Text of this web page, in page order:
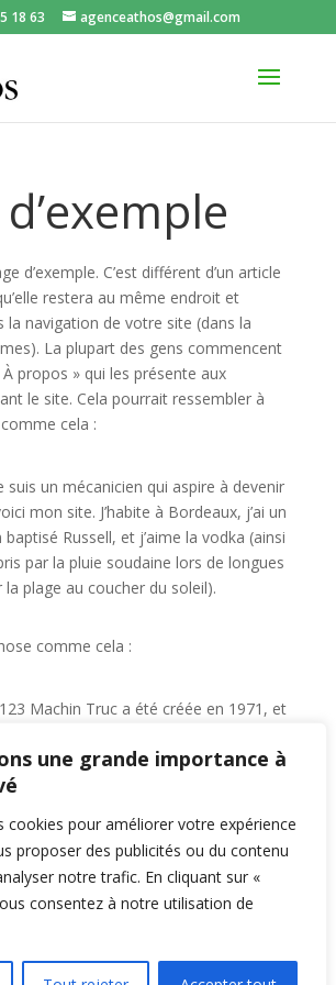
une grande importance à
cookies pour améliorer votre expérience
proposer des publicités ou du contenu
notre trafic. En cliquant sur «
consentez à notre utilisation de
18 63 agenceathos@gmail.com
d’exemple. C’est différent d’un article
restera au même endroit et
la navigation de votre site (dans la
La plupart des gens commencent
propos » qui les présente aux
le site. Cela pourrait ressembler à
cela :
suis un mécanicien qui aspire à devenir
mon site. J’habite à Bordeaux, j’ai un
baptisé Russell, et j’aime la vodka (ainsi
par la pluie soudaine lors de longues
la plage au coucher du soleil).
comme cela :
Machin Truc a été créée en 1971, et
lors. Située à Saint-Remy-en-
Genest-et-Isson, 123 Machin
supers pour la communauté
utilisateur ou utilisatrice de
cette page et créer de